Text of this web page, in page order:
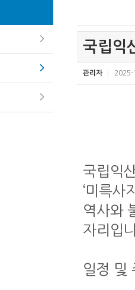
국립익
관리자 2025-
국립익
‘미륵사
역사와
자리입
일정 및